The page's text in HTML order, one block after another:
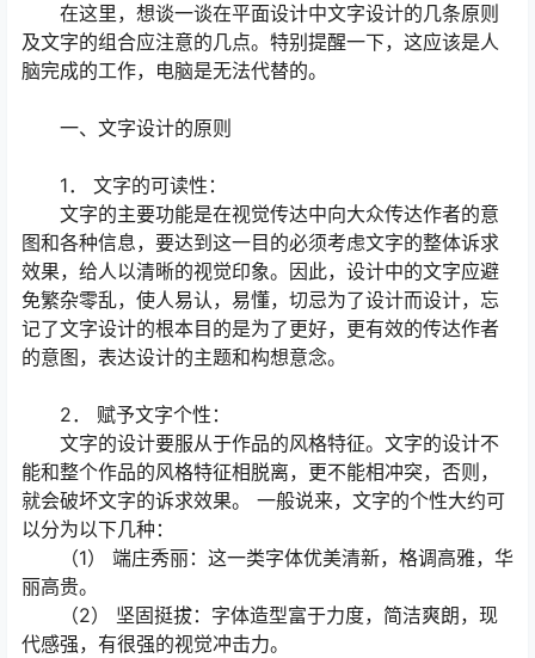
在这里，想谈一谈在平面设计中文字设计的几条原则
及文字的组合应注意的几点。特别提醒一下，这应该是人
脑完成的工作，电脑是无法代替的。
一、文字设计的原则
1． 文字的可读性：
文字的主要功能是在视觉传达中向大众传达作者的意
图和各种信息，要达到这一目的必须考虑文字的整体诉求
效果，给人以清晰的视觉印象。因此，设计中的文字应避
免繁杂零乱，使人易认，易懂，切忌为了设计而设计，忘
记了文字设计的根本目的是为了更好，更有效的传达作者
的意图，表达设计的主题和构想意念。
2． 赋予文字个性：
文字的设计要服从于作品的风格特征。文字的设计不
能和整个作品的风格特征相脱离，更不能相冲突，否则，
就会破坏文字的诉求效果。 一般说来，文字的个性大约可
以分为以下几种：
（1） 端庄秀丽：这一类字体优美清新，格调高雅，华
丽高贵。
（2） 坚固挺拔：字体造型富于力度，简洁爽朗，现
代感强，有很强的视觉冲击力。